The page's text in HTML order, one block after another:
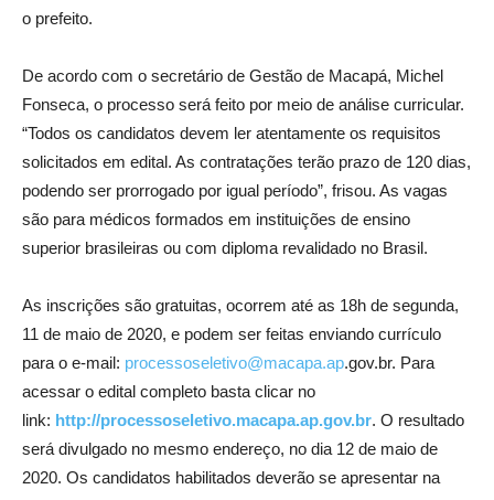
o prefeito.
De acordo com o secretário de Gestão de Macapá, Michel
Fonseca, o processo será feito por meio de análise curricular.
“Todos os candidatos devem ler atentamente os requisitos
solicitados em edital. As contratações terão prazo de 120 dias,
podendo ser prorrogado por igual período”, frisou. As vagas
são para médicos formados em instituições de ensino
superior brasileiras ou com diploma revalidado no Brasil.
As inscrições são gratuitas, ocorrem até as 18h de segunda,
11 de maio de 2020, e podem ser feitas enviando currículo
para o e-mail: processoseletivo@macapa.ap.gov.br. Para
acessar o edital completo basta clicar no
link: http://processoseletivo.macapa.ap.gov.br. O resultado
será divulgado no mesmo endereço, no dia 12 de maio de
2020. Os candidatos habilitados deverão se apresentar na